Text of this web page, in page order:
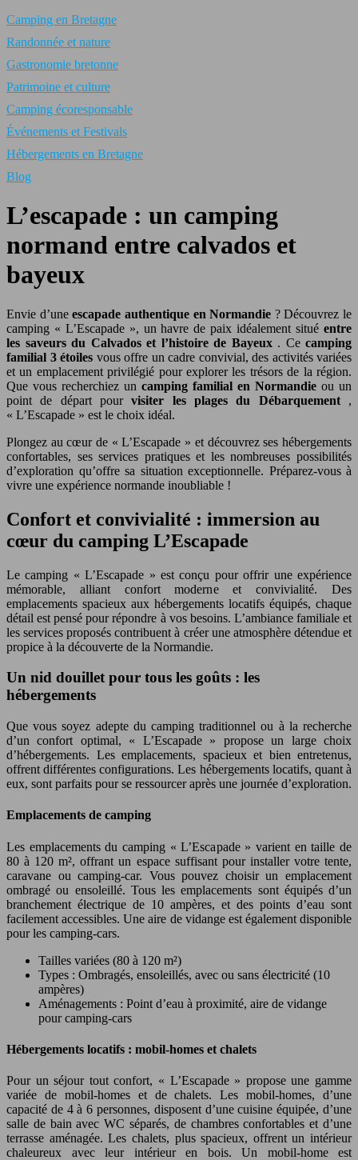
Camping en Bretagne
Randonnée et nature
Gastronomie bretonne
Patrimoine et culture
Camping écoresponsable
Événements et Festivals
Hébergements en Bretagne
Blog
L’escapade : un camping
normand entre calvados et
bayeux
Envie d’uneescapade authentique en Normandie ? Découvrez le
camping « L’Escapade », un havre de paix idéalement situé entre
les saveurs du Calvados et l’histoire de Bayeux . Ce camping
familial 3 étoiles vous offre un cadre convivial, des activités variées
et un emplacement privilégié pour explorer les trésors de la région.
Que vous recherchiez un camping familial en Normandie ou un
point de départ pourvisiter les plages du Débarquement ,
« L’Escapade » est le choix idéal.
Plongez au cœur de « L’Escapade » et découvrez ses hébergements
confortables, ses services pratiques et les nombreuses possibilités
d’exploration qu’offre sa situation exceptionnelle. Préparez-vous à
vivre une expérience normande inoubliable !
Confort et convivialité : immersion au
cœur du camping L’Escapade
Le camping « L’Escapade » est conçu pour offrir une expérience
mémorable, alliant confort moderne et convivialité. Des
emplacements spacieux aux hébergements locatifs équipés, chaque
détail est pensé pour répondre à vos besoins. L’ambiance familiale et
les services proposés contribuent à créer une atmosphère détendue et
propice à la découverte de la Normandie.
Un nid douillet pour tous les goûts : les
hébergements
Que vous soyez adepte du camping traditionnel ou à la recherche
d’un confort optimal, « L’Escapade » propose un large choix
d’hébergements. Les emplacements, spacieux et bien entretenus,
offrent différentes configurations. Les hébergements locatifs, quant à
eux, sont parfaits pour se ressourcer après une journée d’exploration.
Emplacements de camping
Les emplacements du camping « L’Escapade » varient en taille de
80 à 120 m², offrant un espace suffisant pour installer votre tente,
caravane ou camping-car. Vous pouvez choisir un emplacement
ombragé ou ensoleillé. Tous les emplacements sont équipés d’un
branchement électrique de 10 ampères, et des points d’eau sont
facilement accessibles. Une aire de vidange est également disponible
pour les camping-cars.
Tailles variées (80 à 120 m²)
Types : Ombragés, ensoleillés, avec ou sans électricité (10
ampères)
Aménagements : Point d’eau à proximité, aire de vidange
pour camping-cars
Hébergements locatifs : mobil-homes et chalets
Pour un séjour tout confort, « L’Escapade » propose une gamme
variée de mobil-homes et de chalets. Les mobil-homes, d’une
capacité de 4 à 6 personnes, disposent d’une cuisine équipée, d’une
salle de bain avec WC séparés, de chambres confortables et d’une
terrasse aménagée. Les chalets, plus spacieux, offrent un intérieur
chaleureux avec leur intérieur en bois. Un mobil-home est